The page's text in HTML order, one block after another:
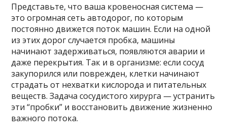
Представьте, что ваша кровеносная система —
это огромная сеть автодорог, по которым
постоянно движется поток машин. Если на одной
из этих дорог случается пробка, машины
начинают задерживаться, появляются аварии и
даже перекрытия. Так и в организме: если сосуд
закупорился или поврежден, клетки начинают
страдать от нехватки кислорода и питательных
веществ. Задача сосудистого хирурга — устранить
эти “пробки” и восстановить движение жизненно
важного потока.